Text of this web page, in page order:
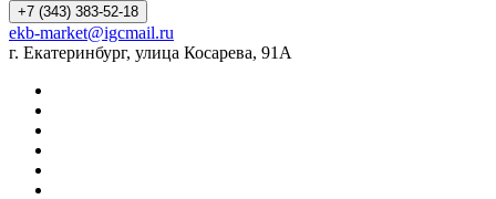
+7 (343) 383-52-18
ekb-market@igcmail.ru
г. Екатеринбург, улица Косарева, 91А